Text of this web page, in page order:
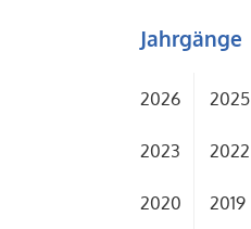
Jahrgänge
2026 2025
2023 2022
2020 2019